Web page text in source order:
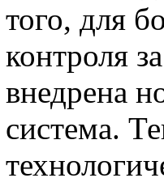
того, для
контроля
внедрена
система.